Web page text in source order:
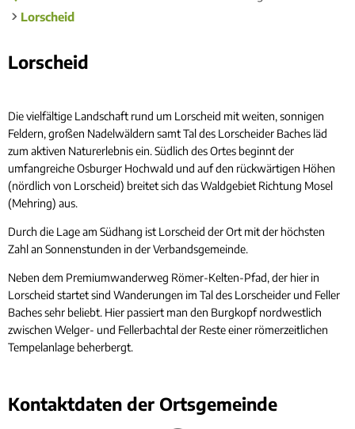
Lorscheid
Lorscheid
Lorscheid
Die vielfältige Landschaft rund um Lorscheid mit weiten, sonnigen
Feldern, großen Nadelwäldern samt Tal des Lorscheider Baches läd
zum aktiven Naturerlebnis ein. Südlich des Ortes beginnt der
umfangreiche Osburger Hochwald und auf den rückwärtigen Höhen
(nördlich von Lorscheid) breitet sich das Waldgebiet Richtung Mosel
(Mehring) aus.
Durch die Lage am Südhang ist Lorscheid der Ort mit der höchsten
Zahl an Sonnenstunden in der Verbandsgemeinde.
Neben dem Premiumwanderweg Römer-Kelten-Pfad, der hier in
Lorscheid startet sind Wanderungen im Tal des Lorscheider und Feller
Baches sehr beliebt. Hier passiert man den Burgkopf nordwestlich
zwischen Welger- und Fellerbachtal der Reste einer römerzeitlichen
Tempelanlage beherbergt.
Kontaktdaten der Ortsgemeinde